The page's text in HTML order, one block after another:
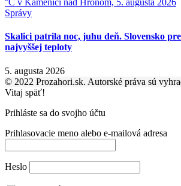
Správy
Skalici patrila noc, juhu deň. Slovensko
najvyššej teploty
5. augusta 2026
© 2022 Prozahori.sk. Autorské práva sú
Vitaj späť!
Prihláste sa do svojho účtu
Prihlasovacie meno alebo e-mailová adresa
Heslo